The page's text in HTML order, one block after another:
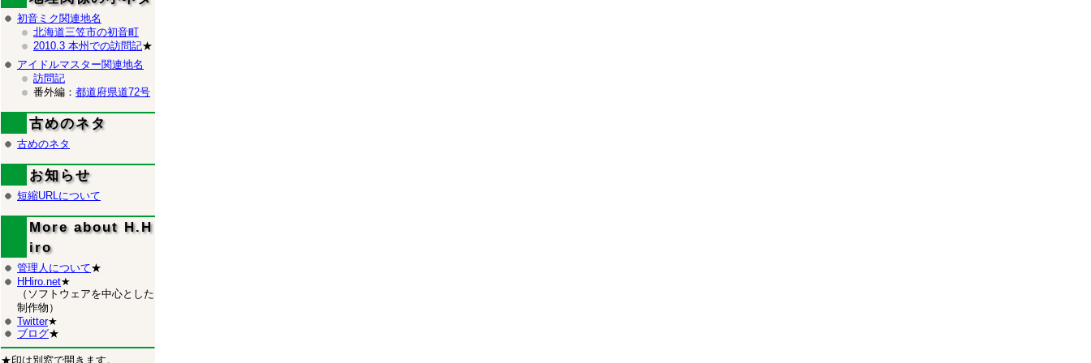
初音ミク関連地名
北海道三笠市の初音町
2010.3 本州での訪問記★
アイドルマスター関連地名
訪問記
番外編： 都道府県道72号
古めのネタ
古めのネタ
お知らせ
短縮URLについて
More about H.H
iro
管理人について★
HHiro.net★
（ソフトウェアを中心とした
制作物）
Twitter★
ブログ★
★印は別窓で開きます。